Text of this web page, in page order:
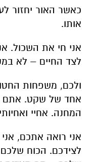
כאשר האור יחזור
אותו.
אני חי את השכול.
לצד החיים – לא
ולכם, משפחות
אחד של שקט. אתם
המחנה. אחיי
אני רואה אתכם,
לצידכם. הכוח